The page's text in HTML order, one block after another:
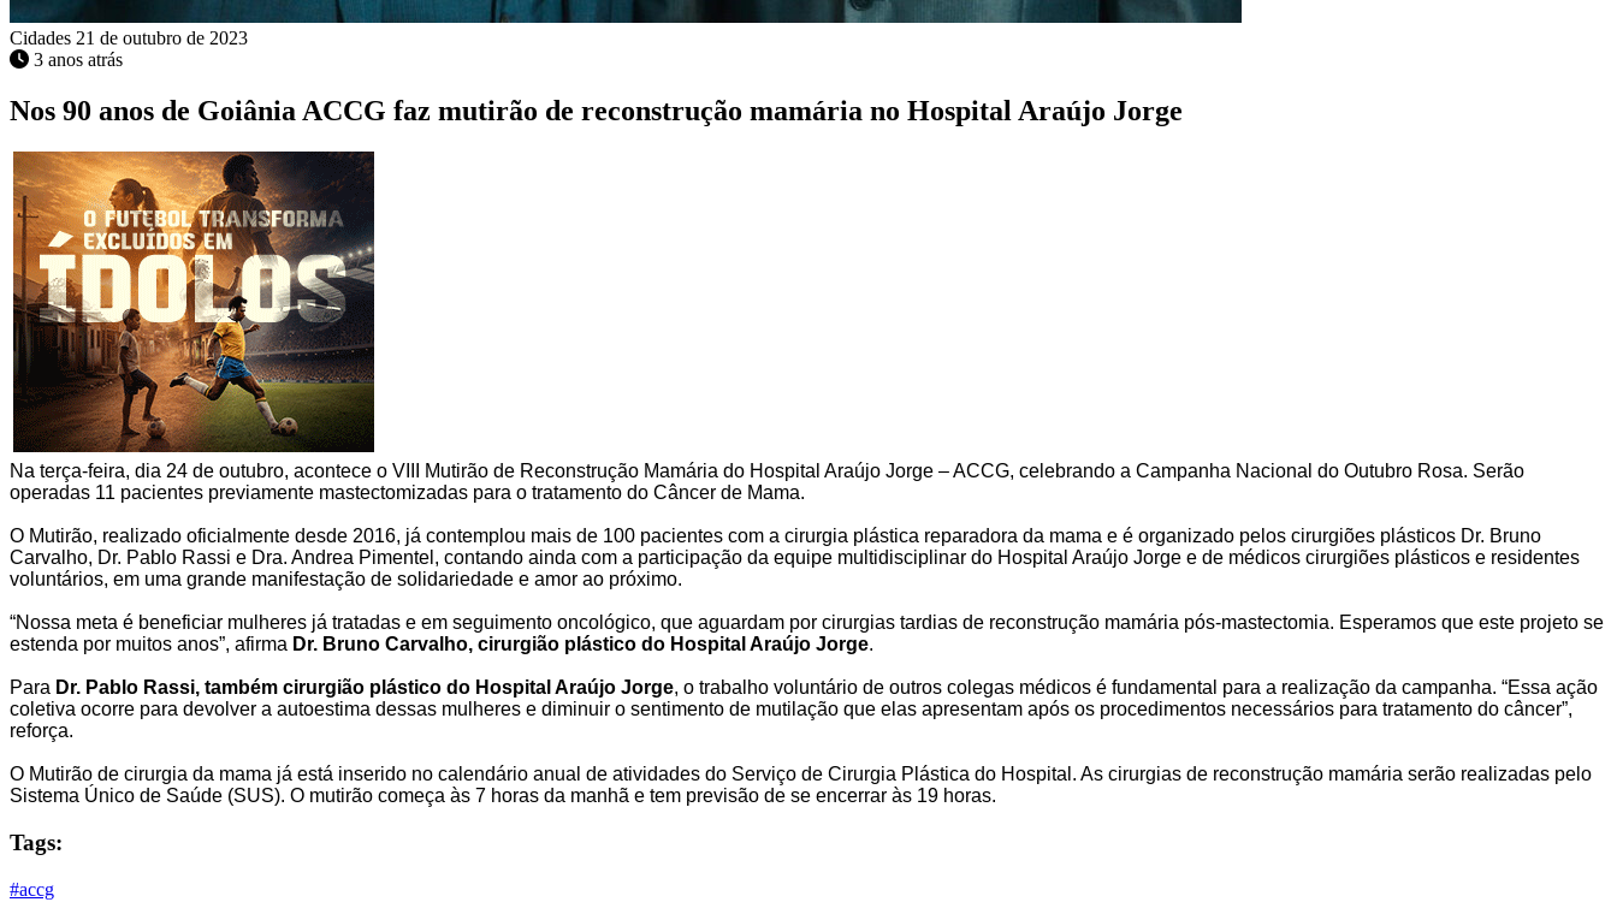
Cidades 21 de outubro de 2023
3 anos atrás
Nos 90 anos de Goiânia ACCG faz mutirão de reconstrução mamária no Hospital Araújo Jorge
Na terça-feira, dia 24 de outubro, acontece o VIII Mutirão de Reconstrução Mamária do Hospital Araújo Jorge – ACCG, celebrando a Campanha Nacional do Outubro Rosa. Serão
operadas 11 pacientes previamente mastectomizadas para o tratamento do Câncer de Mama.
O Mutirão, realizado oficialmente desde 2016, já contemplou mais de 100 pacientes com a cirurgia plástica reparadora da mama e é organizado pelos cirurgiões plásticos Dr. Bruno
Carvalho, Dr. Pablo Rassi e Dra. Andrea Pimentel, contando ainda com a participação da equipe multidisciplinar do Hospital Araújo Jorge e de médicos cirurgiões plásticos e residentes
voluntários, em uma grande manifestação de solidariedade e amor ao próximo.
“Nossa meta é beneficiar mulheres já tratadas e em seguimento oncológico, que aguardam por cirurgias tardias de reconstrução mamária pós-mastectomia. Esperamos que este projeto se
estenda por muitos anos”, afirma Dr. Bruno Carvalho, cirurgião plástico do Hospital Araújo Jorge.
Para Dr. Pablo Rassi, também cirurgião plástico do Hospital Araújo Jorge, o trabalho voluntário de outros colegas médicos é fundamental para a realização da campanha. “Essa ação
coletiva ocorre para devolver a autoestima dessas mulheres e diminuir o sentimento de mutilação que elas apresentam após os procedimentos necessários para tratamento do câncer”,
reforça.
O Mutirão de cirurgia da mama já está inserido no calendário anual de atividades do Serviço de Cirurgia Plástica do Hospital. As cirurgias de reconstrução mamária serão realizadas pelo
Sistema Único de Saúde (SUS). O mutirão começa às 7 horas da manhã e tem previsão de se encerrar às 19 horas.
Tags:
#accg